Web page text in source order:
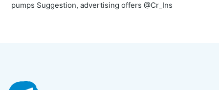
pumps Suggestion, advertising offers @Cr_Ins